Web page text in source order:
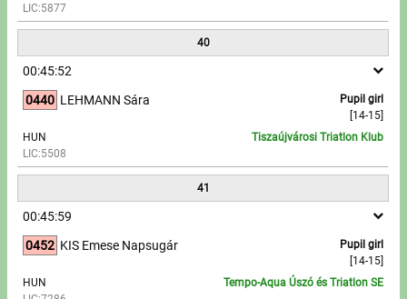
LIC:5877
40
00:45:52
0440
Pupil girl
[14-15]
LEHMANN Sára
HUN
LIC:5508
Tiszaújvárosi Triatlon Klub
41
00:45:59
0452
Pupil girl
[14-15]
KIS Emese Napsugár
HUN
Tempo-Aqua Úszó és Triatlon SE